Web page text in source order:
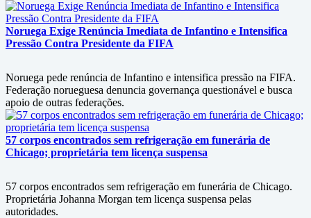
Noruega Exige Renúncia Imediata de Infantino e Intensifica
Pressão Contra Presidente da FIFA
Noruega pede renúncia de Infantino e intensifica pressão na FIFA.
Federação norueguesa denuncia governança questionável e busca
apoio de outras federações.
57 corpos encontrados sem refrigeração em funerária de
Chicago; proprietária tem licença suspensa
57 corpos encontrados sem refrigeração em funerária de Chicago.
Proprietária Johanna Morgan tem licença suspensa pelas
autoridades.